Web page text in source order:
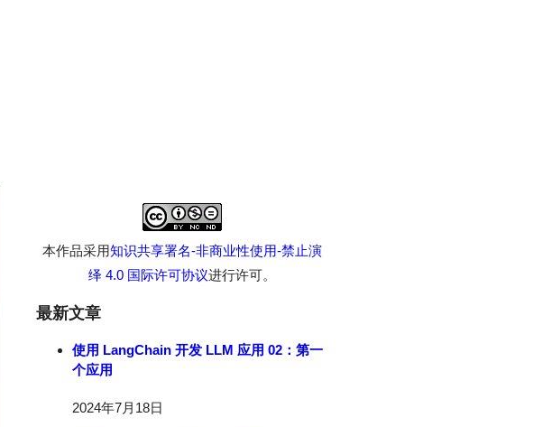
本作品采用知识共享署名-非商业性使用-禁止演
绎 4.0 国际许可协议进行许可。
最新文章
使用 LangChain 开发 LLM 应用 02：第一
个应用
2024年7月18日